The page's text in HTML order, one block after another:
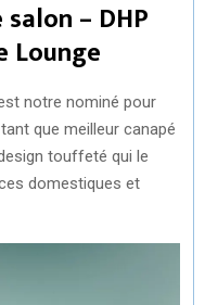
– DHP
Lounge
notre nominé pour
que meilleur canapé
touffeté qui le
domestiques et